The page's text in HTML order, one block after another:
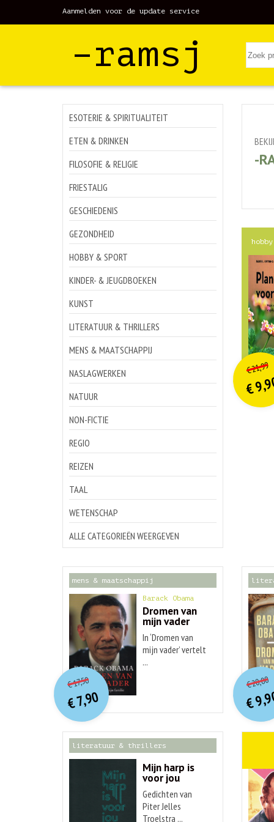
Aanmelden voor de update service
–ramsj
ESOTERIE & SPIRITUALITEIT
ETEN & DRINKEN
FILOSOFIE & RELIGIE
FRIESTALIG
GESCHIEDENIS
GEZONDHEID
HOBBY & SPORT
KINDER- & JEUGDBOEKEN
KUNST
LITERATUUR & THRILLERS
MENS & MAATSCHAPPIJ
NASLAGWERKEN
NATUUR
NON-FICTIE
REGIO
REIZEN
TAAL
WETENSCHAP
ALLE CATEGORIEËN WEERGEVEN
-
€21,99
€
mens & maatschappij
Barack Obama
Dromen van
mijn vader
In ‘Dromen van
mijn vader’ vertelt
...
€17,50O
orspr
onkelijke
prijs
was:
€ 17,50.
€7,90
Huidige
prijs
is:
€ 7,90.
€20,00
€
literatuur & thrillers
Mijn harp is
voor jou
Gedichten van
Piter Jelles
Troelstra ...